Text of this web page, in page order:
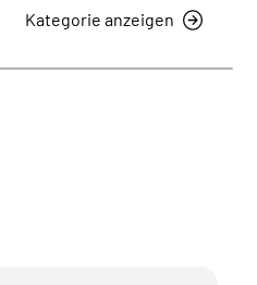
Kategorie anzeigen